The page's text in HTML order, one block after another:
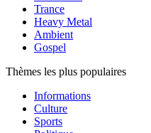
Trance
Heavy Metal
Ambient
Gospel
Thèmes les plus populaires
Informations
Culture
Sports